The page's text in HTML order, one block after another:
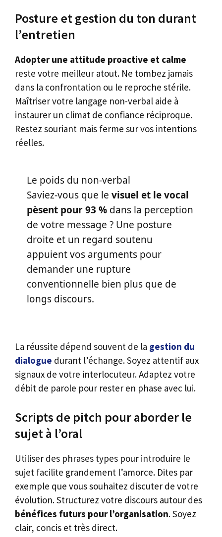
Posture et gestion du ton durant
l’entretien
Adopter une attitude proactive et calme
reste votre meilleur atout. Ne tombez jamais
dans la confrontation ou le reproche stérile.
Maîtriser votre langage non-verbal aide à
instaurer un climat de confiance réciproque.
Restez souriant mais ferme sur vos intentions
réelles.
Le poids du non-verbal
Saviez-vous que le visuel et le vocal
pèsent pour 93 %dans la perception
de votre message ? Une posture
droite et un regard soutenu
appuient vos arguments pour
demander une rupture
conventionnelle bien plus que de
longs discours.
La réussite dépend souvent de la gestion du
dialogue durant l’échange. Soyez attentif aux
signaux de votre interlocuteur. Adaptez votre
débit de parole pour rester en phase avec lui.
Scripts de pitch pour aborder le
sujet à l’oral
Utiliser des phrases types pour introduire le
sujet facilite grandement l’amorce. Dites par
exemple que vous souhaitez discuter de votre
évolution. Structurez votre discours autour des
bénéfices futurs pour l’organisation. Soyez
clair, concis et très direct.